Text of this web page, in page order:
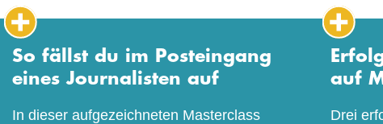
So fällst du im Posteingang
eines Journalisten auf
In dieser aufgezeichneten Masterclass
auf
Drei